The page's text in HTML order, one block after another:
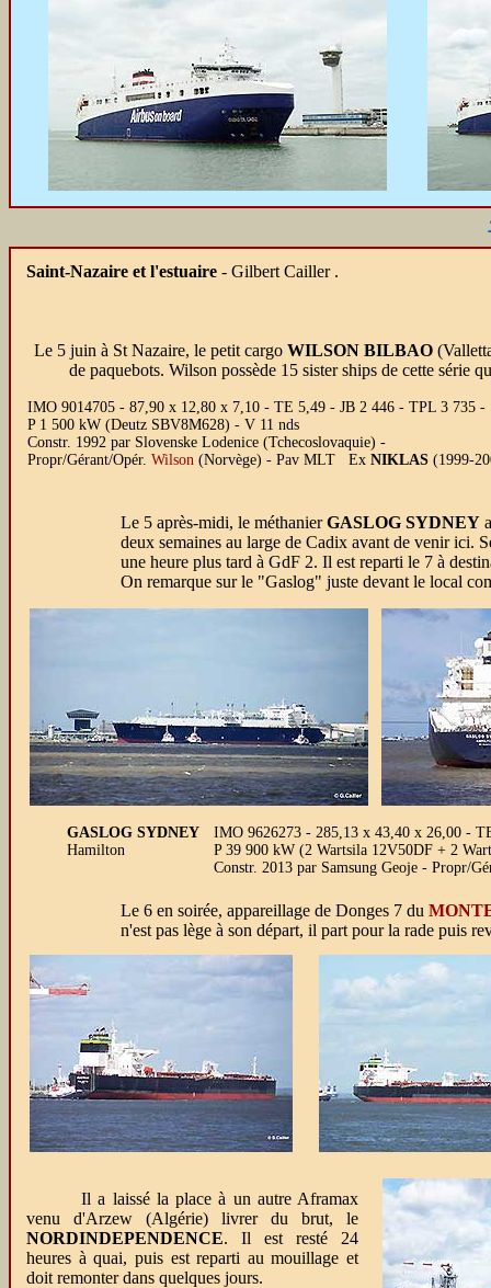
Saint-Nazaire et l'estuaire - Gilbert Cailler .
Le 5 juin à St Nazaire, le petit cargo WILSON BILBAO
de paquebots. Wilson possède 15 sister ships de cette série
IMO 9014705 - 87,90 x 12,80 x 7,10 - TE 5,49 - JB 2 446 - TPL 3 735 -
P 1 500 kW (Deutz SBV8M628) - V 11 nds
Constr. 1992 par Slovenske Lodenice (Tchecoslovaquie) -
Propr/Gérant/Opér. Wilson (Norvège) - Pav MLT Ex NIKLAS (1999-
Le 5 après-midi, le méthanierGASLOG SYDNEY
deux semaines au large de Cadix avant de venir
une heure plus tard à GdF 2. Il est reparti le 7 à
On remarque sur le "Gaslog" juste devant le local
GASLOG SYDNEY
Hamilton
IMO 9626273 - 285,13 x 43,40 x 26,00 -
P 39 900 kW (2 Wartsila 12V50DF + 2
Constr. 2013 par Samsung Geoje - Propr/
Le 6 en soirée, appareillage de Donges 7 du
n'est pas lège à son départ, il part pour la rade puis
Il a laissé la place à un autre Aframax
venu d'Arzew (Algérie) livrer du brut, le
NORDINDEPENDENCE. Il est resté 24
heures à quai, puis est reparti au mouillage et
doit remonter dans quelques jours.